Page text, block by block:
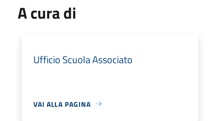
A cura di
Ufficio Scuola Associato
VAI ALLA PAGINA